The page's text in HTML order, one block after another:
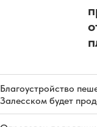
Благоустройство
Залесском будет